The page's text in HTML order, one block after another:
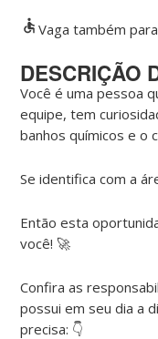
Vaga também
DESCRIÇÃO
Você é uma pessoa
equipe, tem
banhos químicos e o
Se identifica com a
Então esta
você! 🚀
Confira as
possui em seu dia a
precisa: 👇